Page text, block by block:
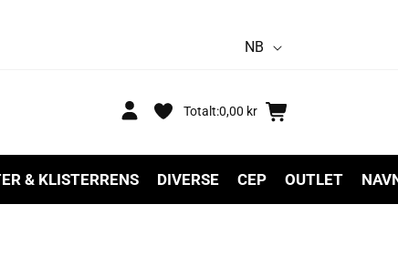
S
k
NB
inn
Totalt:0,00 kr
Handlekurv
& KLISTERRENS DIVERSE CEP OUTLET